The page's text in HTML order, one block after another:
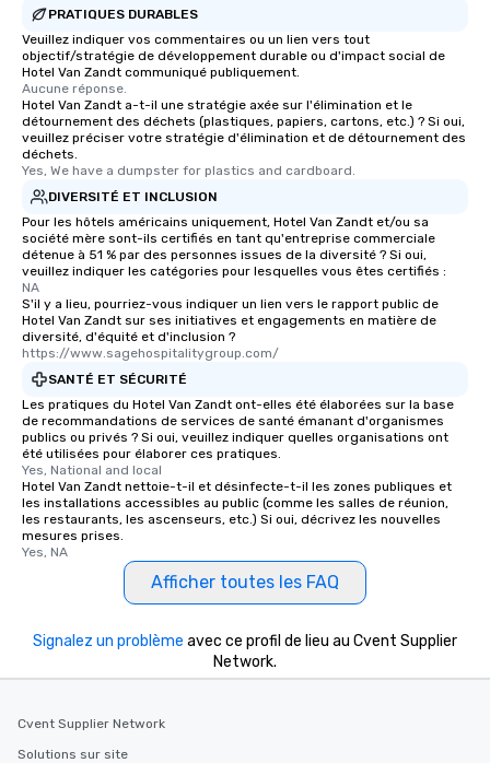
PRATIQUES DURABLES
Veuillez indiquer vos commentaires ou un lien vers tout
objectif/stratégie de développement durable ou d'impact social de
Hotel Van Zandt communiqué publiquement.
Aucune réponse.
Hotel Van Zandt a-t-il une stratégie axée sur l'élimination et le
détournement des déchets (plastiques, papiers, cartons, etc.) ? Si oui,
veuillez préciser votre stratégie d'élimination et de détournement des
déchets.
Yes, We have a dumpster for plastics and cardboard.
DIVERSITÉ ET INCLUSION
Pour les hôtels américains uniquement, Hotel Van Zandt et/ou sa
société mère sont-ils certifiés en tant qu'entreprise commerciale
détenue à 51 % par des personnes issues de la diversité ? Si oui,
veuillez indiquer les catégories pour lesquelles vous êtes certifiés :
NA
S'il y a lieu, pourriez-vous indiquer un lien vers le rapport public de
Hotel Van Zandt sur ses initiatives et engagements en matière de
diversité, d'équité et d'inclusion ?
https://www.sagehospitalitygroup.com/
SANTÉ ET SÉCURITÉ
Les pratiques du Hotel Van Zandt ont-elles été élaborées sur la base
de recommandations de services de santé émanant d'organismes
publics ou privés ? Si oui, veuillez indiquer quelles organisations ont
été utilisées pour élaborer ces pratiques.
Yes, National and local
Hotel Van Zandt nettoie-t-il et désinfecte-t-il les zones publiques et
les installations accessibles au public (comme les salles de réunion,
les restaurants, les ascenseurs, etc.) Si oui, décrivez les nouvelles
mesures prises.
Yes, NA
Afficher toutes les FAQ
Signalez un problème avec ce profil de lieu au Cvent Supplier
Network.
Cvent Supplier Network
Solutions sur site